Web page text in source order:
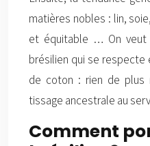
matières nobles : lin,
et équitable … On veut
brésilien qui se
de coton : rien de plus
tissage ancestrale au
Comment